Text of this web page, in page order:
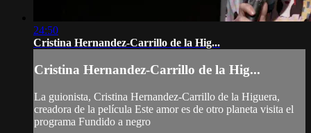
24:50
Cristina Hernandez-Carrillo de la Hig...
Cristina Hernandez-Carrillo de la Hig...
La guionista, Cristina Hernandez-Carrillo de la Higuera,
creadora de la película Este amor es de otro planeta visita el
programa Fundido a negro